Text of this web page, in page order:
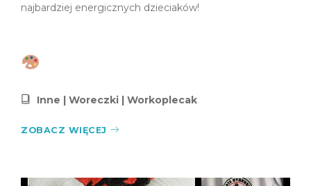
najbardziej energicznych dzieciaków!
Inne | Woreczki | Workoplecak
ZOBACZ WIĘCEJ